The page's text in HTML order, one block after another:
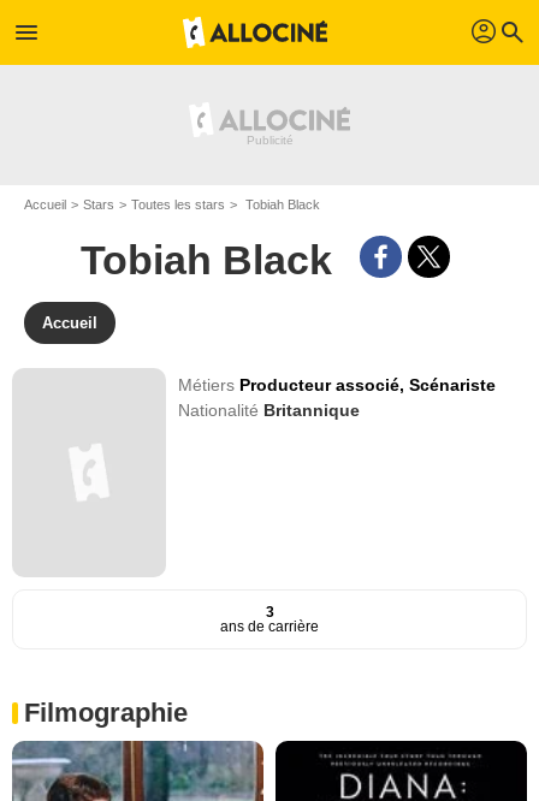
menu profil search
Accueil Stars Toutes les stars Tobiah Black
Tobiah Black
Accueil
Métiers Producteur associé,Scénariste
Nationalité Britannique
3
ans de carrière
Filmographie